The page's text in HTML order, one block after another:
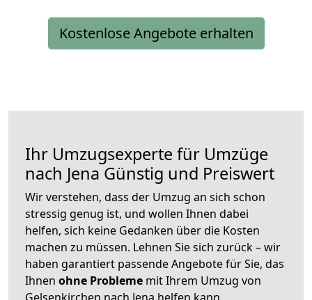
Kostenlose Angebote erhalten
Ihr Umzugsexperte für Umzüge
nach Jena Günstig und Preiswert
Wir verstehen, dass der Umzug an sich schon
stressig genug ist, und wollen Ihnen dabei
helfen, sich keine Gedanken über die Kosten
machen zu müssen. Lehnen Sie sich zurück – wir
haben garantiert passende Angebote für Sie, das
Ihnen ohne Probleme mit Ihrem Umzug von